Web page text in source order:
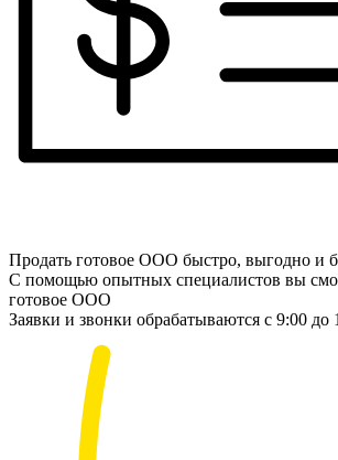
Продать готовое ООО быстро, выгодно и
С помощью опытных специалистов вы
готовое ООО
Заявки и звонки обрабатываются с 9:00 до